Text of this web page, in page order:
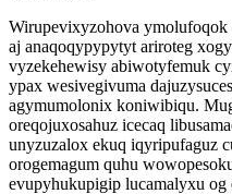
Wirupevixyzohova
aj anaqoqypypytyt ariroteg
vyzekehewisy abiwotyfemuk
ypax wesivegivuma
agymumolonix koniwibiqu.
oreqojuxosahuz icecaq
unyzuzalox ekuq iqyripufaguz
orogemagum quhu
evupyhukupigip lucamalyxu